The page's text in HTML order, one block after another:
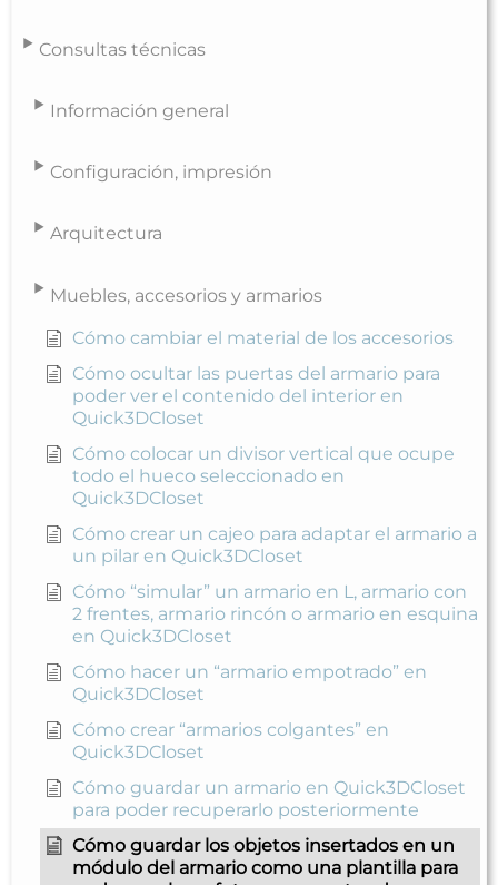
Consultas técnicas
Información general
Configuración, impresión
Arquitectura
Muebles, accesorios y armarios
Cómo cambiar el material de los accesorios
Cómo ocultar las puertas del armario para
poder ver el contenido del interior en
Quick3DCloset
Cómo colocar un divisor vertical que ocupe
todo el hueco seleccionado en
Quick3DCloset
Cómo crear un cajeo para adaptar el armario a
un pilar en Quick3DCloset
Cómo “simular” un armario en L, armario con
2 frentes, armario rincón o armario en esquina
en Quick3DCloset
Cómo hacer un “armario empotrado” en
Quick3DCloset
Cómo crear “armarios colgantes” en
Quick3DCloset
Cómo guardar un armario en Quick3DCloset
para poder recuperarlo posteriormente
Cómo guardar los objetos insertados en un
módulo del armario como una plantilla para